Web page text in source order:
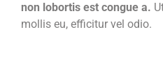
non lobortis est congue a.
mollis eu, efficitur vel odio.